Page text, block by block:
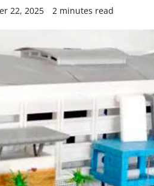
22, 2025 2 minutes read